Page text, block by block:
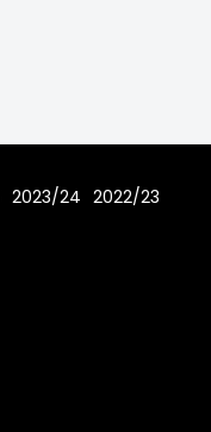
2023/24 2022/23